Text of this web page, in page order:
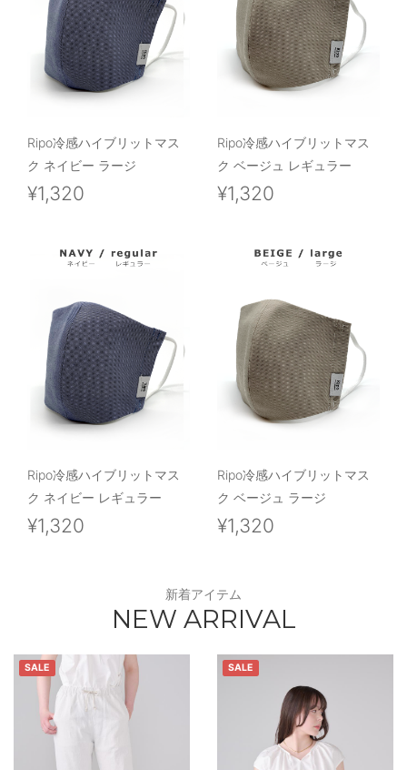
Ripo冷感ハイブリットマス
ク ネイビー ラージ
¥1,320
Ripo冷感ハイブリットマス
ク ベージュ レギュラー
¥1,320
Ripo冷感ハイブリットマス
ク ネイビー レギュラー
¥1,320
Ripo冷感ハイブリットマス
ク ベージュ ラージ
¥1,320
新着アイテム
NEW ARRIVAL
SALE SALE